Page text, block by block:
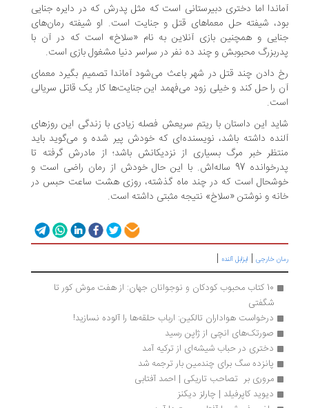
آماندا اما دختری دبیرستانی است که مثل پدرش که در دایره جنایی
بود، شیفته حل معماهای قتل و جنایت است. او شیفته رمان‌های
جنایی و همچنین بازی آنلاین به نام «سلاخ» است که در آن با
پدربزرگ محبوبش و چند ده نفر در سراسر دنیا مشغول بازی است.
رخ دادن چند قتل در شهر باعث می‌شود آماندا تصمیم بگیرد معمای
آن را حل کند و خیلی زود می‌فهمد این جنایت‌ها کار یک قاتل سریالی
است.
شاید این داستان با ریتم سریعش فصله زیادی با زندگی این روزهای
آلنده داشته باشد، نویسنده‌ای که خودش پیر شده و می‌گوید باید
منتظر خبر مرگ بسیاری از نزدیکانش باشد؛ از مادرش گرفته تا
پدرخوانده 97 ساله‌اش. با این حال خودش از رمان راضی است و
خوشحال است که در چند ماه گذشته، روزی هشت ساعت حبس در
خانه و نوشتن «سلاخ» نتیجه مثبتی داشته است.
رمان خارجی | ایزابل آلنده |
شگفتی
درخواست هواداران تالکین: ارباب حلقه‌ها را آلوده نسازید!
صورتک‌های انچی از ژاپن رسید
دختری در حباب شیشه‌ای از ترکیه آمد
پانزده سگ برای چندمین بار ترجمه شد
مروری بر  تصاحب تاریکی | احمد آفتابی
دیوید کاپرفیلد | چارلز دیکنز